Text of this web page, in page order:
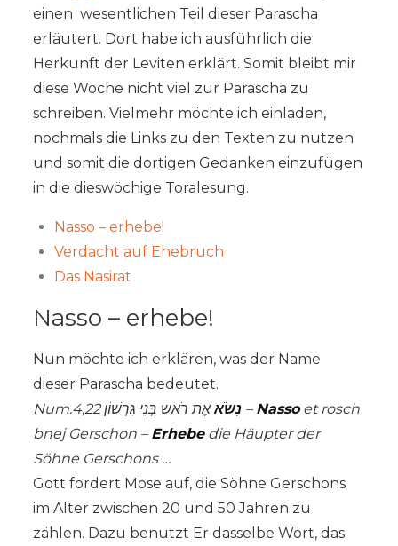
einen wesentlichen Teil dieser Parascha
erläutert. Dort habe ich ausführlich die
Herkunft der Leviten erklärt. Somit bleibt mir
diese Woche nicht viel zur Parascha zu
schreiben. Vielmehr möchte ich einladen,
nochmals die Links zu den Texten zu nutzen
und somit die dortigen Gedanken einzufügen
in die dieswöchige Toralesung.
Nasso – erhebe!
Verdacht auf Ehebruch
Das Nasirat
Nasso – erhebe!
Nun möchte ich erklären, was der Name
dieser Parascha bedeutet.
Num.4,22
נָשֹׂא אֶת רֹאשׁ בְּנֵי גֵרְשׁוֹן – Nassoet rosch
bnej Gerschon – Erhebedie Häupter der
Söhne Gerschons …
Gott fordert Mose auf, die Söhne Gerschons
im Alter zwischen 20 und 50 Jahren zu
zählen. Dazu benutzt Er dasselbe Wort, das